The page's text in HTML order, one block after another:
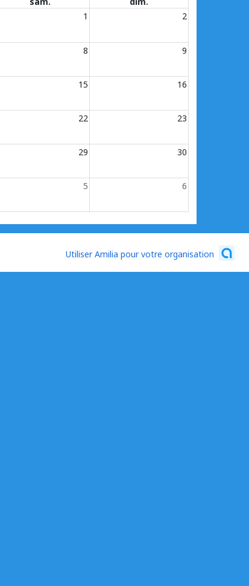
1 2
8 9
15 16
22 23
29 30
5 6
Utiliser Amilia pour votre organisation